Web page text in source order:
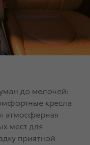
до мелочей:
кресла
атмосферная
мест для
приятной